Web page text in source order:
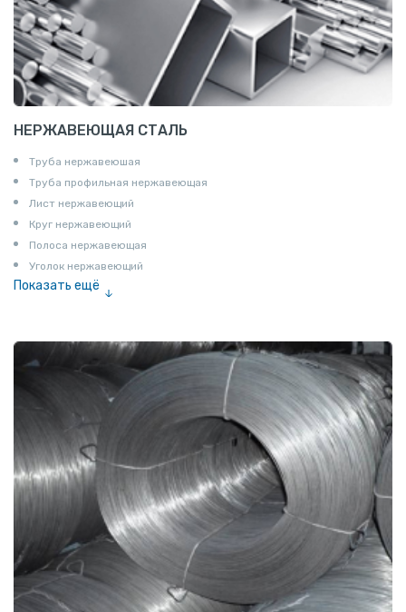
НЕРЖАВЕЮЩАЯ СТАЛЬ
Труба нержавеюшая
Труба профильная нержавеющая
Лист нержавеющий
Круг нержавеющий
Полоса нержавеющая
Уголок нержавеющий
Показать ещё